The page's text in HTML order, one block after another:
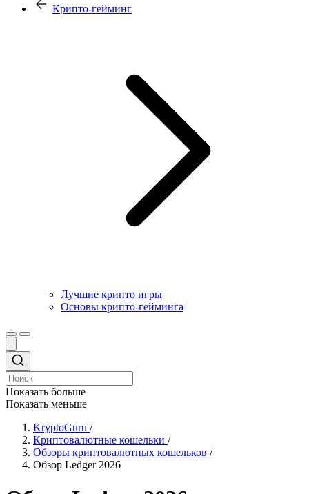
Крипто-гейминг
Лучшие крипто игры
Основы крипто-гейминга
Показать больше
Показать меньше
KryptoGuru /
Криптовалютные кошельки /
Обзоры криптовалютных кошельков /
Обзор Ledger 2026